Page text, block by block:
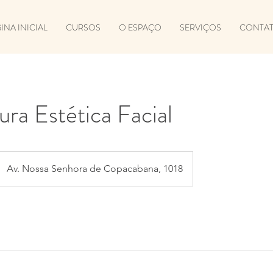
INICIAL CURSOS O ESPAÇO SERVIÇOS
Estética Facial
Av. Nossa Senhora de Copacabana, 1018